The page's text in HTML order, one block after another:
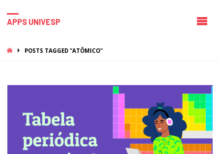
APPS UNIVESP
HOMEPOSTS TAGGED "ATÔMICO"